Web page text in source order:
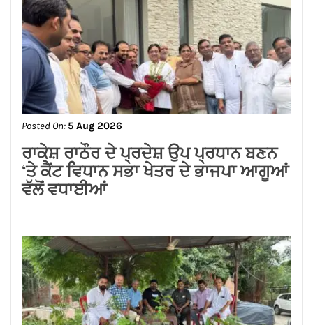
Posted On: 6 Aug 2026
कर्मचारियों की ओर से सुप्रीम कोर्ट में ‘कैविएट’
की गई दायर
Posted On:6 Aug 2026
बृहस्पति किसको देंगे नई नौकरी पाने का मौका,